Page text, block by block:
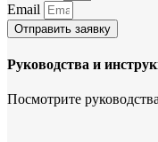
Email
Отправить заявку
Руководства и
Посмотрите